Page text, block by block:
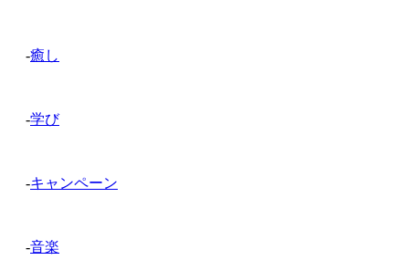
-癒し
-学び
-キャンペーン
-音楽